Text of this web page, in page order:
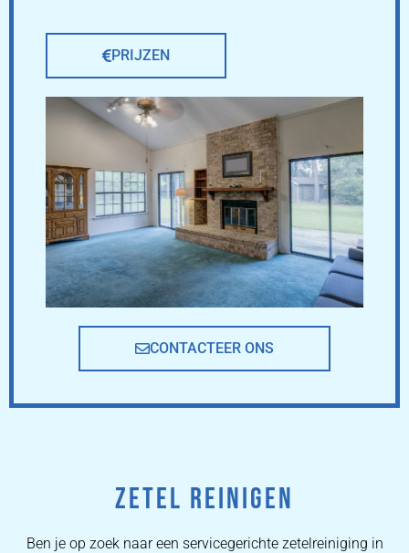
PRIJZEN
CONTACTEER ONS
ZETEL REINIGEN
Ben je op zoek naar een servicegerichte zetelreiniging in